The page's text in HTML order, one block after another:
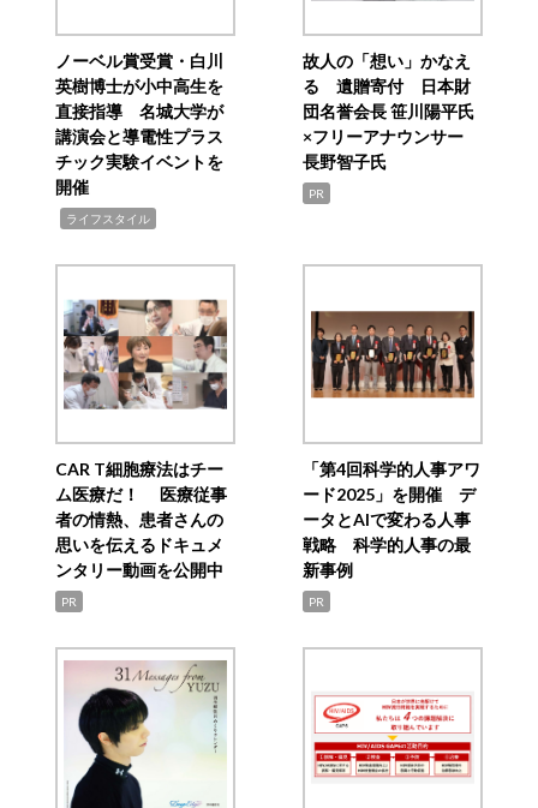
ノーベル賞受賞・白川
英樹博士が小中高生を
直接指導 名城大学が
講演会と導電性プラス
チック実験イベントを
開催
ライフスタイル
故人の「想い」かなえ
る 遺贈寄付 日本財
団名誉会長 笹川陽平氏
×フリーアナウンサー
長野智子氏
PR
CAR T細胞療法はチー
ム医療だ！ 医療従事
者の情熱、患者さんの
思いを伝えるドキュメ
ンタリー動画を公開中
PR
「第4回科学的人事アワ
ード2025」を開催 デ
ータとAIで変わる人事
戦略 科学的人事の最
新事例
PR